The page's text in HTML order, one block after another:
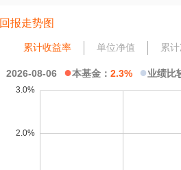
回报走势图
累计收益率 单位净值 累
2026-08-06 ●本基金： 2.3% ●业绩比